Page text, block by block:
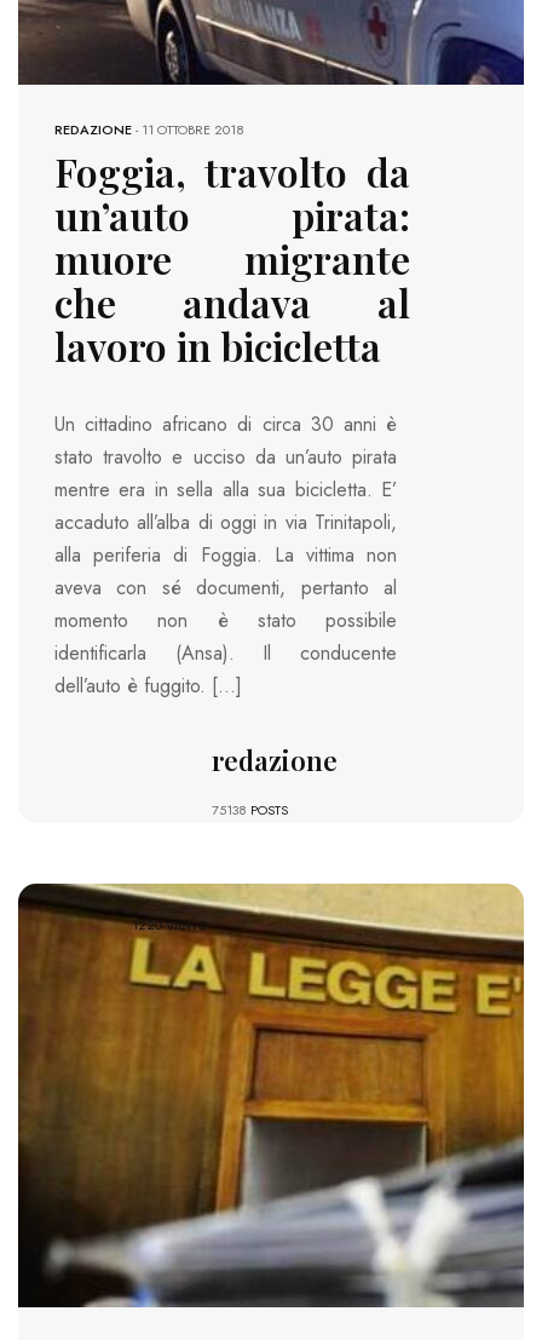
REDAZIONE-11 OTTOBRE 2018
Foggia, travolto da
un’auto pirata:
muore migrante
che andava al
lavoro in bicicletta
Un cittadino africano di circa 30 anni è
stato travolto e ucciso da un’auto pirata
mentre era in sella alla sua bicicletta. E’
accaduto all’alba di oggi in via Trinitapoli,
alla periferia di Foggia. La vittima non
aveva con sé documenti, pertanto al
momento non è stato possibile
identificarla (Ansa). Il conducente
dell’auto è fuggito. […]
redazione
75138 POSTS
1220 VIEWS